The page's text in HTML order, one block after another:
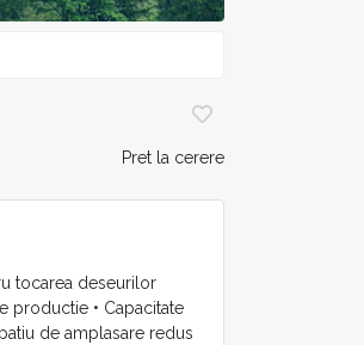
Pret la cerere
tocarea deseurilor
productie • Capacitate
de amplasare redus